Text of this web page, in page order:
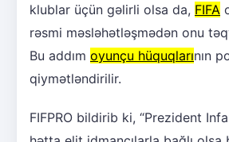
klublar üçün gəlirli olsa da, FIFA
rəsmi məsləhətləşmədən onu
Bu addım oyunçu hüquqlarının
qiymətləndirilir.
FIFPRO bildirib ki, “Prezident